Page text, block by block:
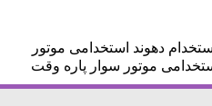
دهوند استخدامی موتور
موتور سوار پاره وقت